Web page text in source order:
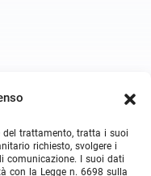
trattamento, tratta i suoi
richiesto, svolgere i
comunicazione. I suoi dati
con la Legge n. 6698 sulla